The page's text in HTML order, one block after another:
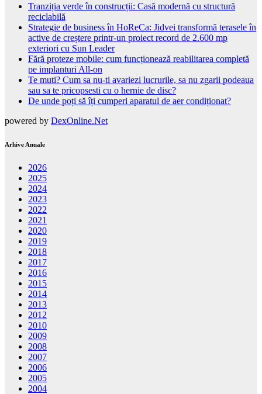
Tranziția verde în construcții: Casă modernă cu structură
reciclabilă
Strategie de business în HoReCa: Jidvei transformă terasele în
active de creștere printr-un proiect record de 2.600 mp
exteriori cu Sun Leader
Fără proteze mobile: cum funcționează reabilitarea completă
pe implanturi All-on
Te muti? Cum sa nu-ti avariezi lucrurile, sa nu zgarii podeaua
sau sa te pricopsesti cu o hernie de disc?
De unde poți să îți cumperi aparatul de aer condiționat?
powered by DexOnline.Net
Arhive Anuale
2026
2025
2024
2023
2022
2021
2020
2019
2018
2017
2016
2015
2014
2013
2012
2010
2009
2008
2007
2006
2005
2004